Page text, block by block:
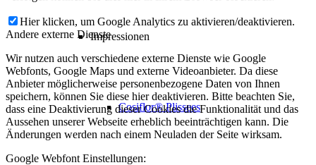
Impressionen
Cosiflor® Plissees
Hier klicken, um Google Analytics zu aktivieren/deaktivieren.
Andere externe Dienste
Wir nutzen auch verschiedene externe Dienste wie Google
Webfonts, Google Maps und externe Videoanbieter. Da diese
Anbieter möglicherweise personenbezogene Daten von Ihnen
speichern, können Sie diese hier deaktivieren. Bitte beachten Sie,
dass eine Deaktivierung dieser Cookies die Funktionalität und das
Aussehen unserer Webseite erheblich beeinträchtigen kann. Die
Änderungen werden nach einem Neuladen der Seite wirksam.
Google Webfont Einstellungen: